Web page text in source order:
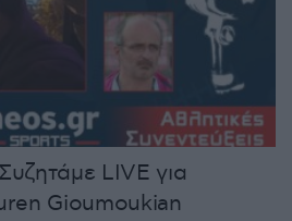
LIVE για
Gioumoukian